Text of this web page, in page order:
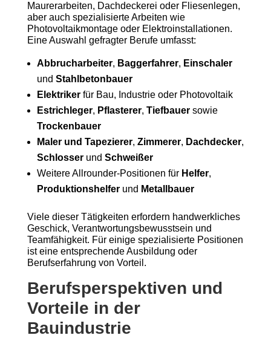
Maurerarbeiten, Dachdeckerei oder Fliesenlegen,
aber auch spezialisierte Arbeiten wie
Photovoltaikmontage oder Elektroinstallationen.
Eine Auswahl gefragter Berufe umfasst:
Abbrucharbeiter, Baggerfahrer, Einschaler
und Stahlbetonbauer
Elektrikerfür Bau, Industrie oder Photovoltaik
Estrichleger, Pflasterer, Tiefbauersowie
Trockenbauer
Maler und Tapezierer, Zimmerer, Dachdecker,
Schlosserund Schweißer
Weitere Allrounder-Positionen für Helfer,
Produktionshelferund Metallbauer
Viele dieser Tätigkeiten erfordern handwerkliches
Geschick, Verantwortungsbewusstsein und
Teamfähigkeit. Für einige spezialisierte Positionen
ist eine entsprechende Ausbildung oder
Berufserfahrung von Vorteil.
Berufsperspektiven und
Vorteile in der
Bauindustrie